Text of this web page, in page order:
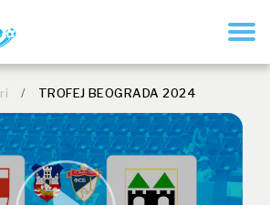
/ TROFEJ BEOGRADA 2024